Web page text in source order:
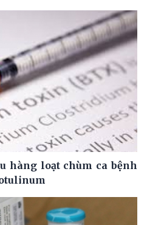
hàng loạt chùm ca bệnh